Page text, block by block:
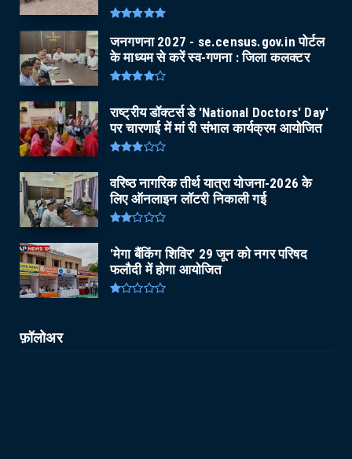
जनगणना 2027 - se.census.gov.in पोर्टल
के माध्यम से करें स्व-गणना : जिला कलक्टर
राष्ट्रीय डॉक्टर्स डे 'National Doctors' Day'
पर चारणाई में मां री संभाल कार्यक्रम आयोजित
वरिष्ठ नागरिक तीर्थ यात्रा योजना-2026 के
लिए ऑनलाइन लॉटरी निकाली गई
'मेगा बैंकिंग शिविर' 29 जून को नगर परिषद
फलौदी में होगा आयोजित
फ़ॉलोअर